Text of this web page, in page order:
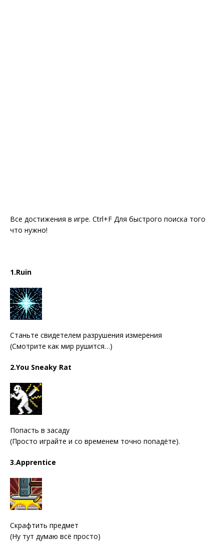
Все достижения в игре. Ctrl+F Для быстрого поиска того
что нужно!
1.Ruin
Станьте свидетелем разрушения измерения
(Смотрите как мир рушится…)
2.You Sneaky Rat
Попасть в засаду
(Просто играйте и со временем точно попадёте).
3.Apprentice
Скрафтить предмет
(Ну тут думаю всё просто)